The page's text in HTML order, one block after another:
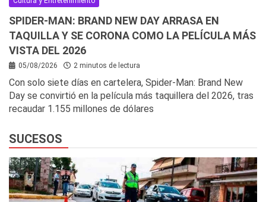
SPIDER-MAN: BRAND NEW DAY ARRASA EN
TAQUILLA Y SE CORONA COMO LA PELÍCULA MÁS
VISTA DEL 2026
05/08/2026 2 minutos de lectura
Con solo siete días en cartelera, Spider-Man: Brand New
Day se convirtió en la película más taquillera del 2026, tras
recaudar 1.155 millones de dólares
SUCESOS